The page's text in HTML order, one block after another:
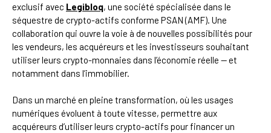
exclusif avec Legibloq, une société spécialisée dans le
séquestre de crypto-actifs conforme PSAN (AMF). Une
collaboration qui ouvre la voie à de nouvelles possibilités pour
les vendeurs, les acquéreurs et les investisseurs souhaitant
utiliser leurs crypto-monnaies dans l’économie réelle — et
notamment dans l’immobilier.
Dans un marché en pleine transformation, où les usages
numériques évoluent à toute vitesse, permettre aux
acquéreurs d’utiliser leurs crypto-actifs pour financer un